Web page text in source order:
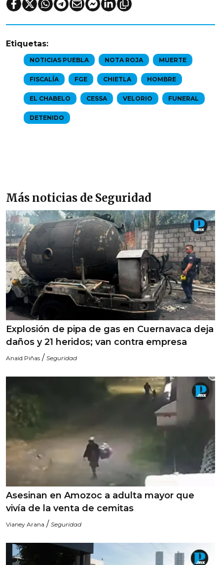
Etiquetas:
NOTICIAS PUEBLA NOTA ROJA MUERTE
FISCALÍA FGE CHIETLA HOMBRE
EL CHABELO CESSA VELORIO FUNERAL
DETENIDO
Más noticias de Seguridad
Explosión de pipa de gas en Cuernavaca deja
daños y 21 heridos; van contra empresa
Anaid Piñas / Seguridad
Asesinan en Amozoc a adulta mayor que
vivía de la venta de cemitas
Vianey Arana / Seguridad